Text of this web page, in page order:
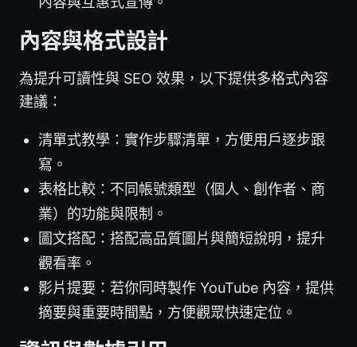
內容與格式設計
為提升可讀性與 SEO 效果，以下提供多格式內容
建議：
清單式教學：實作步驟清單，方便用戶逐步跟
寫。
表格比較：不同帳號類型（個人、創作者、商
業）的功能與限制。
圖文搭配：搭配高品質圖片與簡短說明，提升
觀看率。
影片提要：若你同時製作 YouTube 內容，提供
摘要與重要時間點，方便觀眾快速定位。